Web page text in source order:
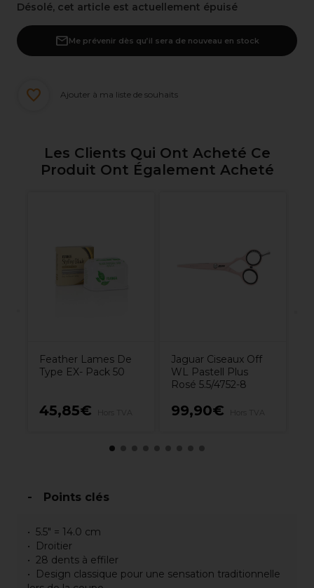
Désolé, cet article est actuellement épuisé
Me prévenir dès qu’il sera de nouveau en stock
Ajouter à ma liste de souhaits
Les Clients Qui Ont Acheté Ce
Produit Ont Également Acheté
Feather Lames De
Type EX- Pack 50
45,85€
Jaguar Ciseaux Off
WL Pastell Plus
Rosé 5.5/4752-8
99,90€
Points clés
5.5" = 14.0 cm
Droitier
28 dents à effiler
Design classique pour une sensation traditionnelle